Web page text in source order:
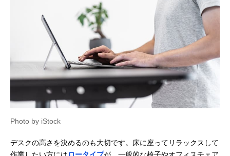
Photo by iStock
デスクの高さを決めるのも大切です。床に座ってリラックスして
作業したい方にはロータイプが、一般的な椅子やオフィスチェア